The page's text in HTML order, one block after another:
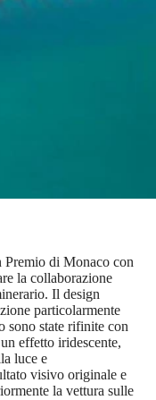
Premio di Monaco con
la collaborazione
Il design
particolarmente
sono state rifinite con
effetto iridescente,
luce e
visivo originale e
la vettura sulle